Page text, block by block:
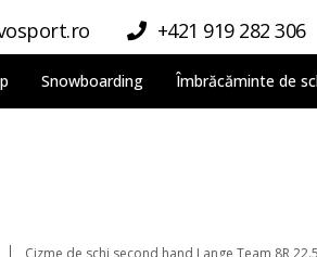
+421 919 282 306
Snowboarding Îmbrăcăminte de
Cizme de schi second hand Lange Team 8R 22.5